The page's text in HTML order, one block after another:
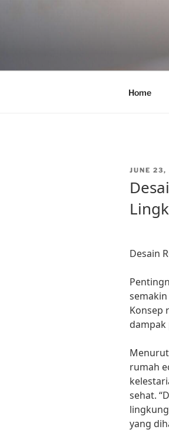
Home
POSTED
JUNE
Desain
Konsep
dampak
rumah
sehat.
yang